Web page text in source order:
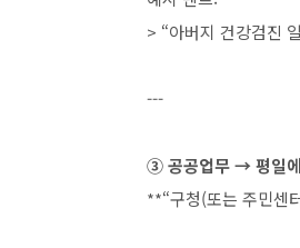
> “아버지 건강검진
---
③ 공공업무 → 평일
**“구청(또는 주민센